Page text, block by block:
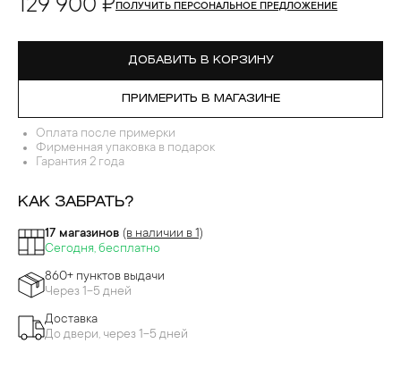
129 900 ₽ ПОЛУЧИТЬ ПЕРСОНАЛЬНОЕ ПРЕДЛОЖЕНИЕ
ДОБАВИТЬ В КОРЗИНУ
ПРИМЕРИТЬ В МАГАЗИНЕ
Оплата после примерки
Фирменная упаковка в подарок
Гарантия 2 года
КАК ЗАБРАТЬ?
17 магазинов (в наличии в 1)
Сегодня, бесплатно
860+ пунктов выдачи
Через 1-5 дней
Доставка
До двери, через 1-5 дней